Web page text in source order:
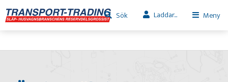
Sök Laddar... Meny